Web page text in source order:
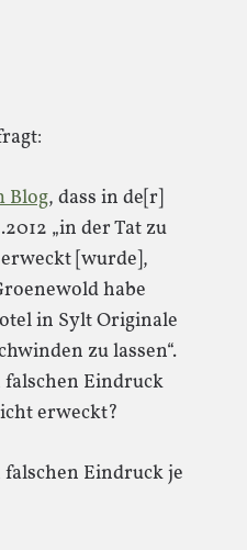
Blog, dass in de[r]
„in der Tat zu
[wurde],
habe
in Sylt Originale
zu lassen“.
falschen Eindruck
erweckt?
falschen Eindruck je